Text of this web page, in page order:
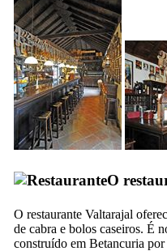
O
O restaurante Valtarajal
de cabra e bolos caseiros. É
construído em Betancuria por